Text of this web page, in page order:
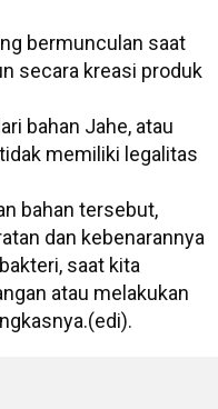
bermunculan saat
secara kreasi produk
bahan Jahe, atau
memiliki legalitas
bahan tersebut,
dan kebenarannya
saat kita
atau melakukan